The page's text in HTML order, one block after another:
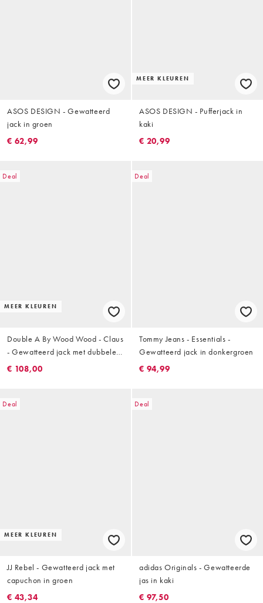
ASOS DESIGN - Gewatteerd
jack in groen
€ 62,99
MEER KLEUREN
ASOS DESIGN - Pufferjack in
kaki
€ 20,99
Deal
MEER KLEUREN
Double A By Wood Wood - Claus
- Gewatteerd jack met dubbele
rits in bosgroen
€ 108,00
Deal
Tommy Jeans - Essentials -
Gewatteerd jack in donkergroen
€ 94,99
Deal
MEER KLEUREN
JJ Rebel - Gewatteerd jack met
capuchon in groen
€ 43,34
Deal
adidas Originals - Gewatteerde
jas in kaki
€ 97,50